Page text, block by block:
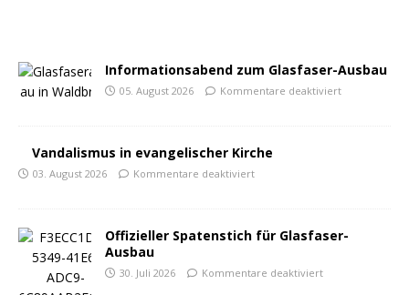
Informationsabend zum Glasfaser-Ausbau
05. August 2026 Kommentare deaktiviert
Vandalismus in evangelischer Kirche
03. August 2026 Kommentare deaktiviert
Offizieller Spatenstich für Glasfaser-
Ausbau
30. Juli 2026 Kommentare deaktiviert